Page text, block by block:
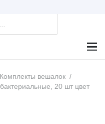
Комплекты вешалок /
20 шт цвет